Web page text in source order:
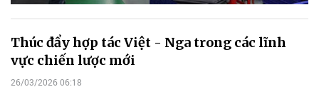
Thúc đẩy hợp tác Việt - Nga trong các lĩnh
vực chiến lược mới
26/03/2026 06:18